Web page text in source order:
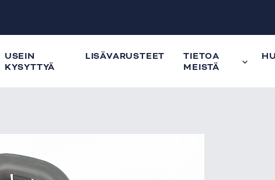
USEIN
KYSYTTYÄ
LISÄVARUSTEET
TIETOA
MEISTÄ